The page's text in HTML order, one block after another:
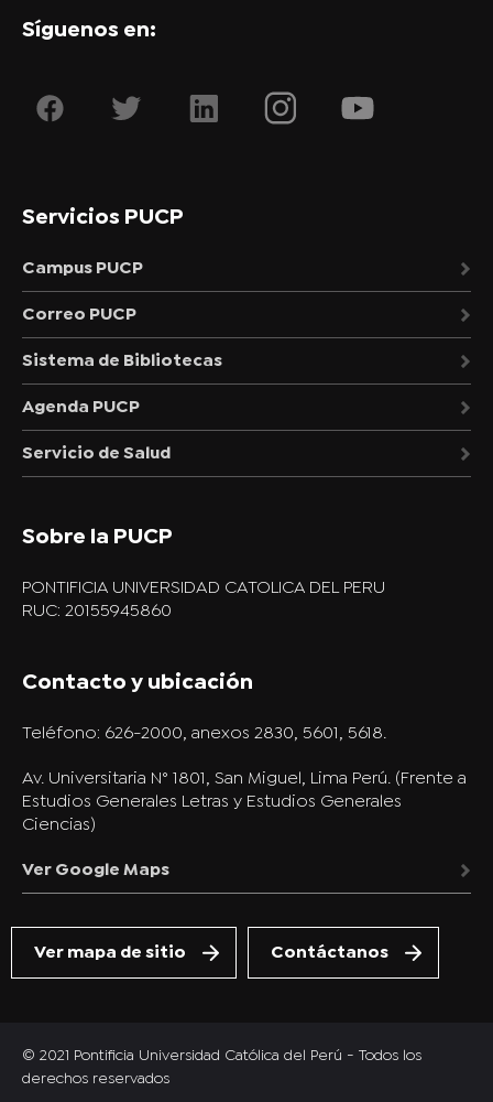
Síguenos en:
Servicios PUCP
Campus PUCP
Correo PUCP
Sistema de Bibliotecas
Agenda PUCP
Servicio de Salud
Sobre la PUCP
PONTIFICIA UNIVERSIDAD CATOLICA DEL PERU
RUC: 20155945860
Contacto y ubicación
Teléfono: 626-2000, anexos 2830, 5601, 5618.
Av. Universitaria N° 1801, San Miguel, Lima Perú. (Frente a
Estudios Generales Letras y Estudios Generales
Ciencias)
Ver Google Maps
Ver mapa de sitio Contáctanos
© 2021 Pontificia Universidad Católica del Perú - Todos los
derechos reservados